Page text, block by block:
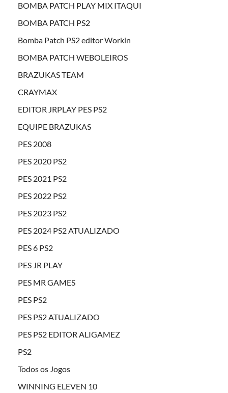
BOMBA PATCH PLAY MIX ITAQUI
BOMBA PATCH PS2
Bomba Patch PS2 editor Workin
BOMBA PATCH WEBOLEIROS
BRAZUKAS TEAM
CRAYMAX
EDITOR JRPLAY PES PS2
EQUIPE BRAZUKAS
PES 2008
PES 2020 PS2
PES 2021 PS2
PES 2022 PS2
PES 2023 PS2
PES 2024 PS2 ATUALIZADO
PES 6 PS2
PES JR PLAY
PES MR GAMES
PES PS2
PES PS2 ATUALIZADO
PES PS2 EDITOR ALIGAMEZ
PS2
Todos os Jogos
WINNING ELEVEN 10